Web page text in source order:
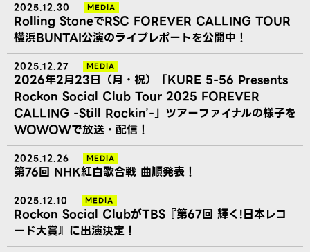
2025.12.30 MEDIA
Rolling StoneでRSC FOREVER CALLING TOUR
横浜BUNTAI公演のライブレポートを公開中！
2025.12.27 MEDIA
2026年2月23日（月・祝）「KURE 5-56 Presents
Rockon Social Club Tour 2025 FOREVER
CALLING -Still Rockin’-」ツアーファイナルの様子を
WOWOWで放送・配信！
2025.12.26 MEDIA
第76回 NHK紅白歌合戦 曲順発表！
2025.12.10 MEDIA
Rockon Social ClubがTBS『第67回 輝く!日本レコ
ード大賞』に出演決定！